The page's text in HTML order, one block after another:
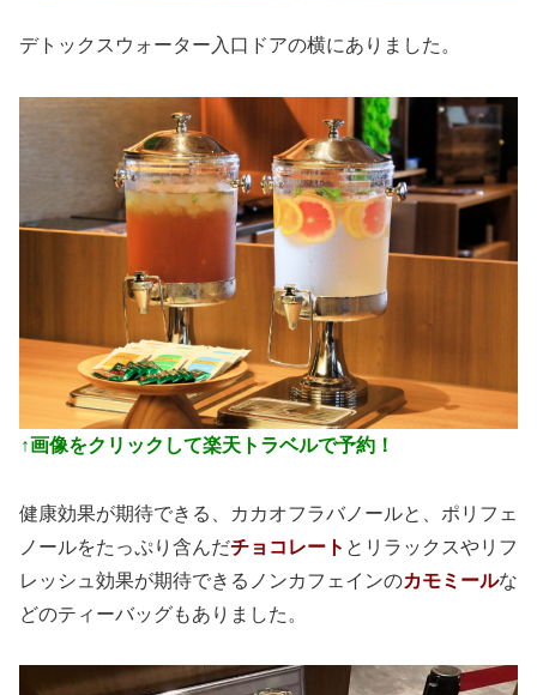
デトックスウォーター入口ドアの横にありました。
↑画像をクリックして楽天トラベルで予約！
健康効果が期待できる、カカオフラバノールと、ポリフェ
ノールをたっぷり含んだチョコレート とリラックスやリフ
レッシュ効果が期待できるノンカフェインのカモミールな
どのティーバッグもありました。